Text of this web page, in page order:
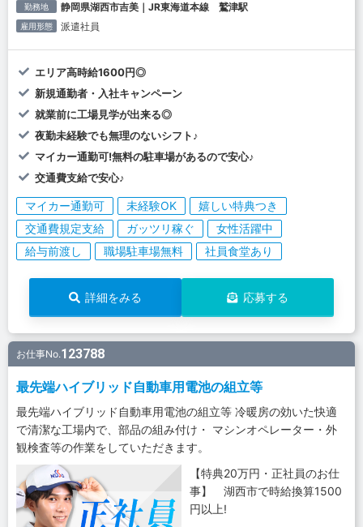
勤務地 静岡県湖西市吉美｜JR東海道本線 鷲津駅
雇用形態 派遣社員
エリア高時給1600円◎
新規通勤者・入社キャンペーン
就業前に工場見学が出来る◎
夜勤未経験でも無理のないシフト♪
マイカー通勤可!無料の駐車場があるので安心♪
交通費支給で安心♪
マイカー通勤可 未経験OK
嬉しい特典つき
交通費規定支給
ガッツリ稼ぐ
女性活躍中
給与前渡し
職場駐車場無料 社員食堂あり
詳細をみる 応募する
お仕事No.123788
最先端ハイブリッド自動車用電池の組立等
最先端ハイブリッド自動車用電池の組立等 冷暖房の効いた快適
で清潔な工場内で、部品の組み付け・ マシンオペレーター・外
観検査等の作業をしていただきます。
【特典20万円・正社員のお仕
事】 湖西市で時給換算1500
円以上!